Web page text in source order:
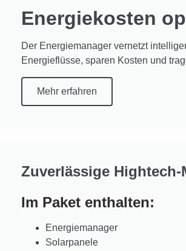
Energiekosten
Der Energiemanager vernetzt
Energieflüsse, sparen Kosten und
Mehr erfahren
Zuverlässige
Im Paket enthalten:
Energiemanager
Solarpanele